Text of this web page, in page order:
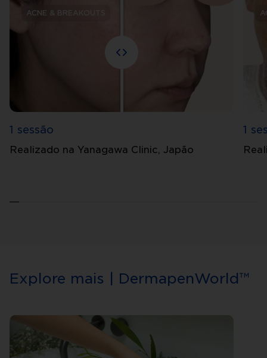
ACNE & BREAKOUTS
1 sessão
Realizado na Yanagawa Clinic, Japão
1
Explore mais | DermapenWorld™